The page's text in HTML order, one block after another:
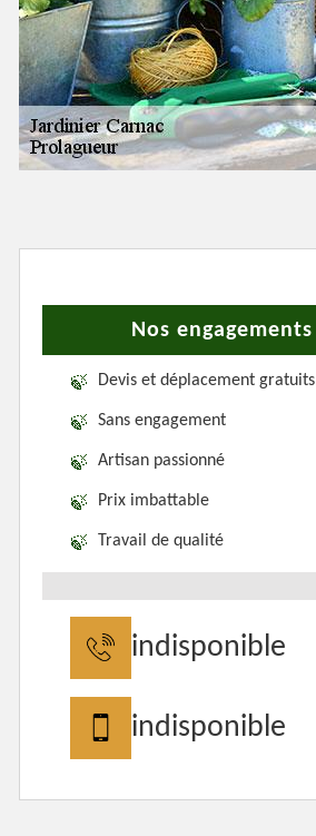
Nos engagements
Devis et déplacement gratuits
Sans engagement
Artisan passionné
Prix imbattable
Travail de qualité
indisponible
indisponible